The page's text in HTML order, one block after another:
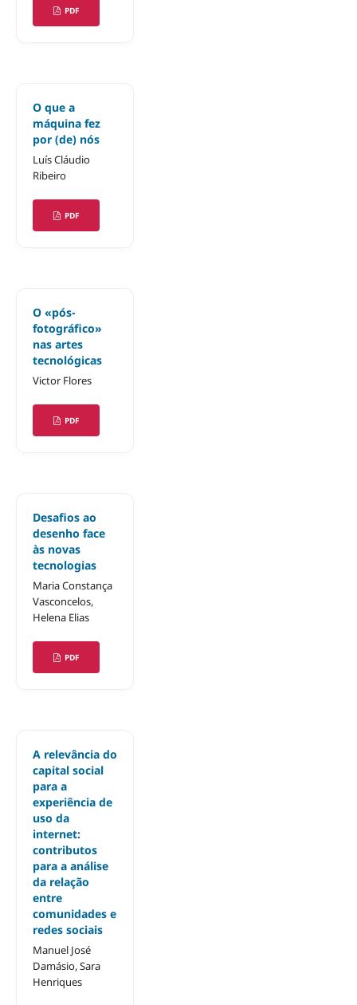
PDF
O que a
máquina fez
por (de) nós
Luís Cláudio
Ribeiro
PDF
O «pós-
fotográfico»
nas artes
tecnológicas
Victor Flores
PDF
Desafios ao
desenho face
às novas
tecnologias
Maria Constança
Vasconcelos,
Helena Elias
PDF
A relevância do
capital social
para a
experiência de
uso da
internet:
contributos
para a análise
da relação
entre
comunidades e
redes sociais
Manuel José
Damásio, Sara
Henriques